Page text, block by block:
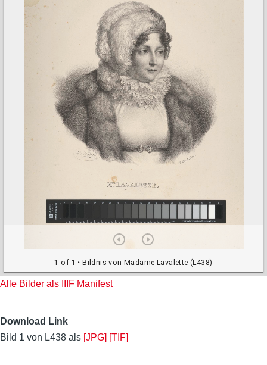
1 of 1 • Bildnis von Madame Lavalette (L438)
Alle Bilder als IIIF Manifest
Download Link
Bild 1 von L438 als [JPG] [TIF]